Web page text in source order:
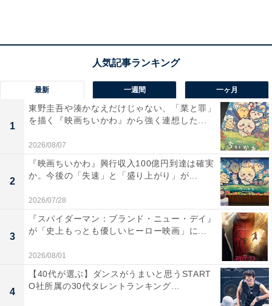
た。温人のスマホにある東堂らとのやりとりを見た鈴間
は、「犯人を甘く見てはいけない、余計なことをすると
本当に実咲ちゃんは殺される」と警告してきました。
一方、阿久津は自社傘下の通信事業社を使い、香菜子と
鈴間がやりとりをしていた通信記録を入手。ハルカナに
乗り込み、香菜子を糾弾します。香菜子は独自の調査で
鈴間が誘拐事件に関わっていることを知り、温人には報
告せず退職を勧告。すべてはハルカナを守るために行っ
たことで、阿久津の娘が誘拐されていたとは知らなかっ
たと謝罪します。香菜子にとってはハルカナが何よりも
大切な子どもなのでした。
最新 一週間 一ヶ月
1
東野圭吾や湊かなえだけじゃない、「業と罪」
を描く『映画ちいかわ』から強く連想した...
2026/08/07
2
『映画ちいかわ』興行収入100億円到達は確実
か。今後の「失速」と「盛り上がり」が...
2026/07/28
3
『スパイダーマン：ブランド・ニュー・デイ』
が「史上もっとも優しいヒーロー映画」に...
2026/08/01
4
【40代が選ぶ】ダンスがうまいと思うSTART
O社所属の30代タレントランキング...